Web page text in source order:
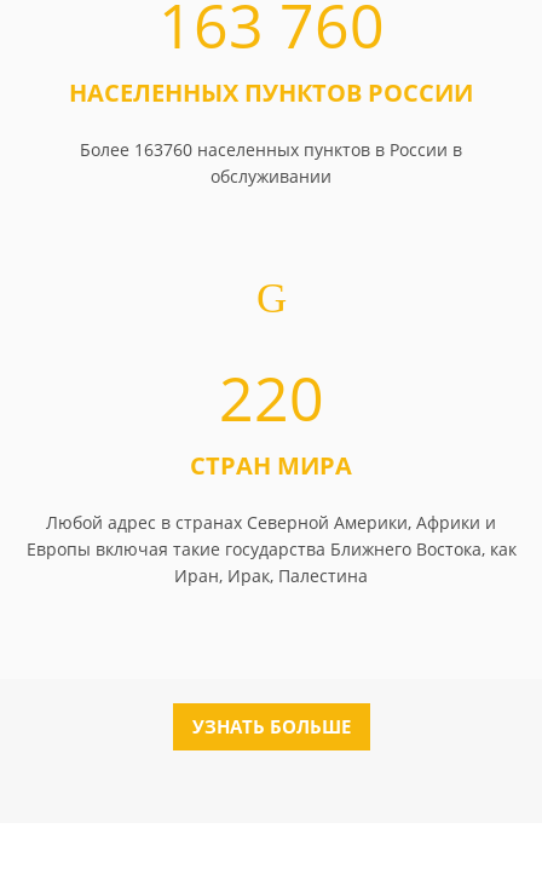
163 760
НАСЕЛЕННЫХ ПУНКТОВ РОССИИ
Более 163760 населенных пунктов в России в
обслуживании
220
СТРАН МИРА
Любой адрес в странах Северной Америки, Африки и
Европы включая такие государства Ближнего Востока, как
Иран, Ирак, Палестина
УЗНАТЬ БОЛЬШЕ